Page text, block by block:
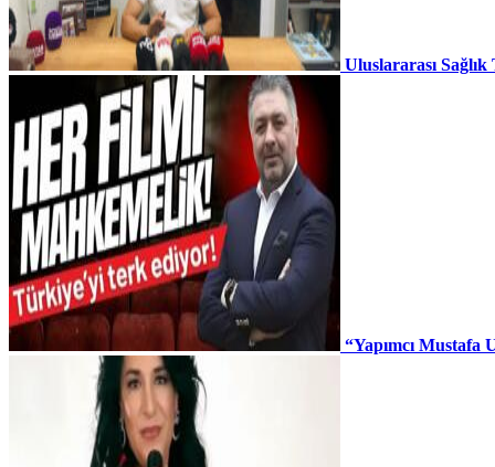
Uluslararası
“Yapımcı Mustafa